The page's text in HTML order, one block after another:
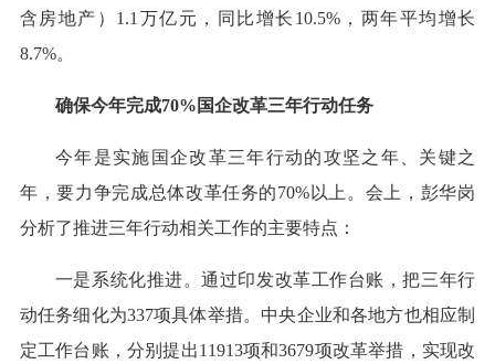
含房地产）1.1万亿元，同比增长10.5%，两年平均增长
8.7%。
确保今年完成70%国企改革三年行动任务
今年是实施国企改革三年行动的攻坚之年、关键之
年，要力争完成总体改革任务的70%以上。会上，彭华岗
分析了推进三年行动相关工作的主要特点：
一是系统化推进。通过印发改革工作台账，把三年行
动任务细化为337项具体举措。中央企业和各地方也相应制
定工作台账，分别提出11913项和3679项改革举措，实现改